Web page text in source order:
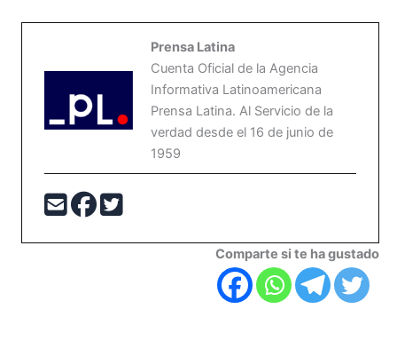
Prensa Latina
Cuenta Oficial de la Agencia
Informativa Latinoamericana
Prensa Latina. Al Servicio de la
verdad desde el 16 de junio de
1959
Comparte si te ha gustado